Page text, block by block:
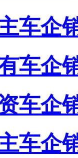
车企
车企
车企
车企